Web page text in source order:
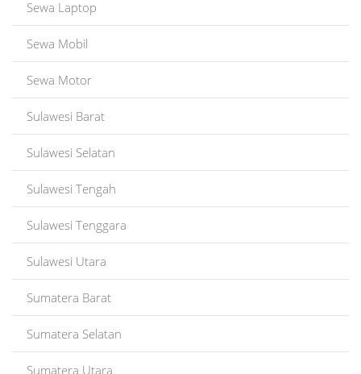
Sewa Laptop
Sewa Mobil
Sewa Motor
Sulawesi Barat
Sulawesi Selatan
Sulawesi Tengah
Sulawesi Tenggara
Sulawesi Utara
Sumatera Barat
Sumatera Selatan
Sumatera Utara